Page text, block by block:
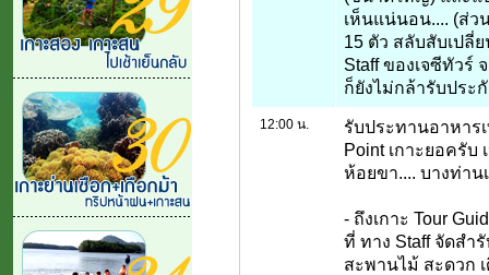
เห็นแน่นอน.... (ส่ว
15 ตัว สลับสับเปลี่
Staff ของเจซีทัวร์
ก็ยังไม่กล้ารับประ
12:00 น.
รับประทานอาหาร
Point เกาะยอครับ
ห้อยขา.... บางท่าน
- ถึงเกาะ Tour
ที่ ทาง Staff จัดสำ
สะพานไม้ สะดวก